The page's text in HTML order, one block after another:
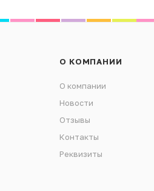
О КОМПАНИИ
О компании
Новости
Отзывы
Контакты
Реквизиты